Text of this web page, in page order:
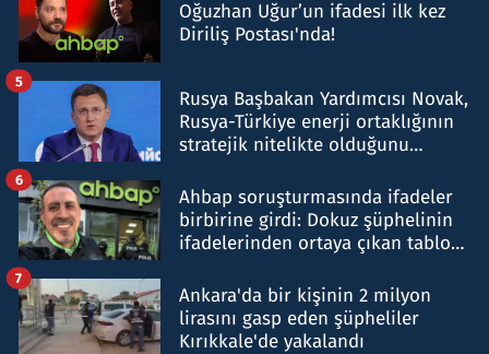
Oğuzhan Uğur’un ifadesi ilk kez
Diriliş Postası'nda!
Rusya Başbakan Yardımcısı Novak,
Rusya-Türkiye enerji ortaklığının
stratejik nitelikte olduğunu
5
Ahbap soruşturmasında ifadeler
birbirine girdi: Dokuz şüphelinin
ifadelerinden ortaya çıkan tablo
6
Ankara'da bir kişinin 2 milyon
lirasını gasp eden şüpheliler
Kırıkkale'de yakalandı
7